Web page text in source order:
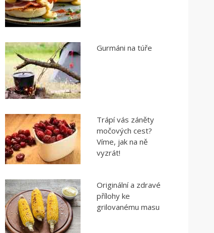
Gurmáni na túře
Trápí vás záněty
močových cest?
Víme, jak na ně
vyzrát!
Originální a zdravé
přílohy ke
grilovanému masu